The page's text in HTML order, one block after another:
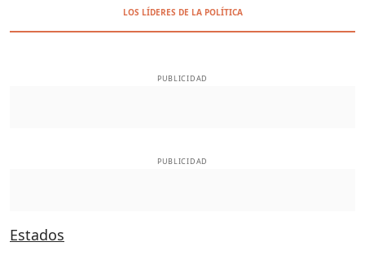
LOS LÍDERES DE LA POLÍTICA
PUBLICIDAD
PUBLICIDAD
Estados